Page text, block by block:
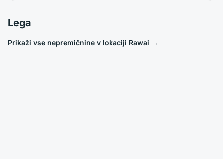
Lega
Prikaži vse nepremičnine v lokaciji Rawai →